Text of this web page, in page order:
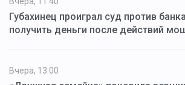
Губахинец проиграл суд против
получить деньги после действий
Вчера, 13:00